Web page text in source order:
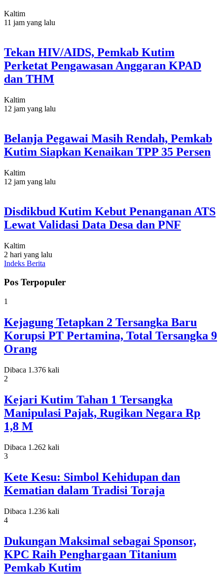
Kaltim
11 jam yang lalu
Tekan HIV/AIDS, Pemkab Kutim
Perketat Pengawasan Anggaran KPAD
dan THM
Kaltim
12 jam yang lalu
Belanja Pegawai Masih Rendah, Pemkab
Kutim Siapkan Kenaikan TPP 35 Persen
Kaltim
12 jam yang lalu
Disdikbud Kutim Kebut Penanganan ATS
Lewat Validasi Data Desa dan PNF
Kaltim
2 hari yang lalu
Indeks Berita
Pos Terpopuler
1
Kejagung Tetapkan 2 Tersangka Baru
Korupsi PT Pertamina, Total Tersangka 9
Orang
Dibaca 1.376 kali
2
Kejari Kutim Tahan 1 Tersangka
Manipulasi Pajak, Rugikan Negara Rp
1,8 M
Dibaca 1.262 kali
3
Kete Kesu: Simbol Kehidupan dan
Kematian dalam Tradisi Toraja
Dibaca 1.236 kali
4
Dukungan Maksimal sebagai Sponsor,
KPC Raih Penghargaan Titanium
Pemkab Kutim